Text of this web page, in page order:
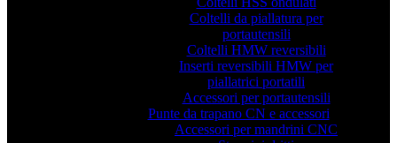
Coltelli da piallatura per
portautensili
Coltelli HMW reversibili
Inserti reversibili HMW per
piallatrici portatili
Accessori per portautensili
Punte da trapano CN e accessori
Accessori per mandrini CNC